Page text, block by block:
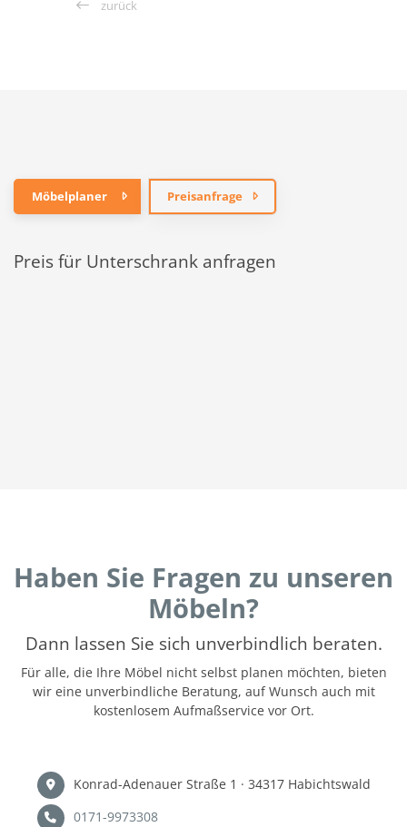
zurück
Möbelplaner Preisanfrage
Preis für Unterschrank anfragen
Haben Sie Fragen zu unseren
Möbeln?
Dann lassen Sie sich unverbindlich beraten.
Für alle, die Ihre Möbel nicht selbst planen möchten, bieten
wir eine unverbindliche Beratung, auf Wunsch auch mit
kostenlosem Aufmaßservice vor Ort.
Konrad-Adenauer Straße 1 · 34317 Habichtswald
0171-9973308